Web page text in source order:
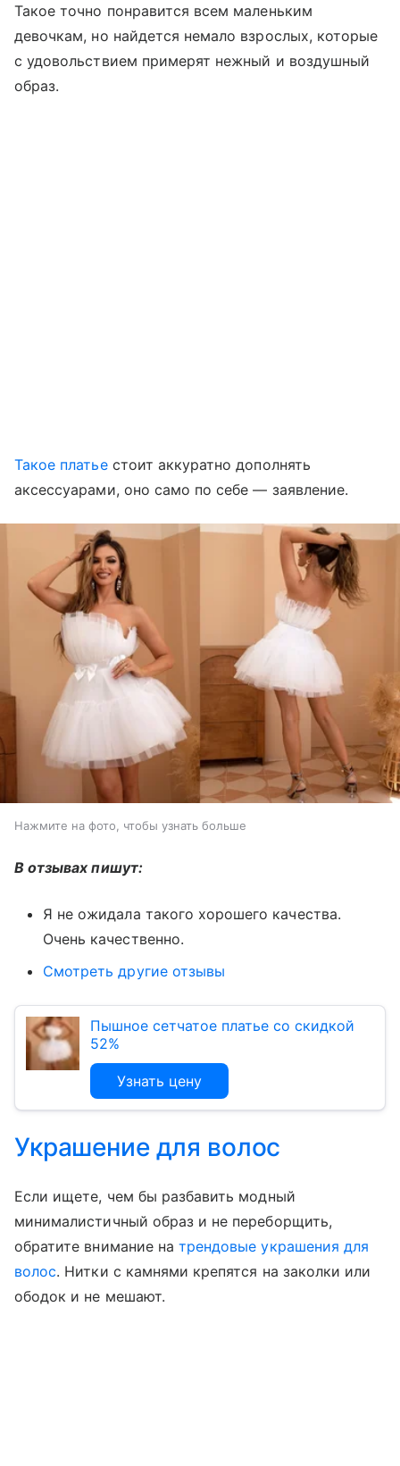
Такое точно понравится всем маленьким
девочкам, но найдется немало взрослых, которые
с удовольствием примерят нежный и воздушный
образ.
Такое платьестоит аккуратно дополнять
аксессуарами, оно само по себе — заявление.
Нажмите на фото, чтобы узнать больше
В отзывах пишут:
Я не ожидала такого хорошего качества.
Очень качественно.
Смотреть другие отзывы
Пышное сетчатое платье со скидкой
52%
Узнать цену
Украшение для волос
Если ищете, чем бы разбавить модный
минималистичный образ и не переборщить,
обратите внимание натрендовые украшения для
волос. Нитки с камнями крепятся на заколки или
ободок и не мешают.